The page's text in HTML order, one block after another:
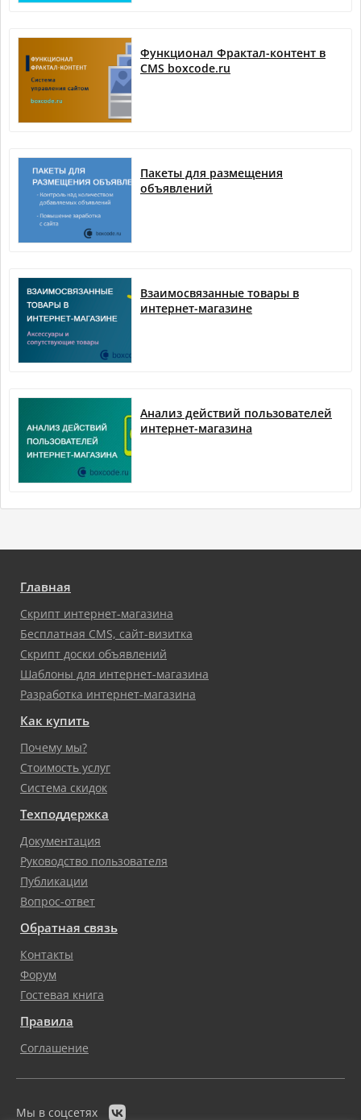
Функционал Фрактал-контент в
CMS boxcode.ru
Пакеты для размещения
объявлений
Взаимосвязанные товары в
интернет-магазине
Анализ действий пользователей
интернет-магазина
Главная
Скрипт интернет-магазина
Бесплатная CMS, сайт-визитка
Скрипт доски объявлений
Шаблоны для интернет-магазина
Разработка интернет-магазина
Как купить
Почему мы?
Стоимость услуг
Система скидок
Техподдержка
Документация
Руководство пользователя
Публикации
Вопрос-ответ
Обратная связь
Контакты
Форум
Гостевая книга
Правила
Соглашение
Мы в соцсетях 